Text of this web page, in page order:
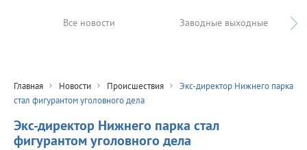
Все новости Заводные выходные
Главная Новости Происшествия
Экс-директор Нижнего парка
стал фигурантом уголовного дела
Экс-директор Нижнего парка стал
фигурантом уголовного дела